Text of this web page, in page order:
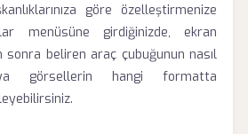
göre özelleştirmenize
menüsüne girdiğinizde, ekran
sonra beliren araç çubuğunun nasıl
görsellerin hangi formatta